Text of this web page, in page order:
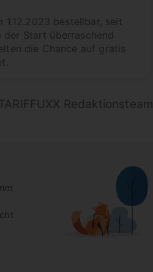
bestellbar, seit
Start überraschend
die Chance auf gratis
Redaktionsteam